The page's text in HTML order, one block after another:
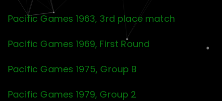
Pacific Games 1963, 3rd place match
Pacific Games 1969, First Round
Pacific Games 1975, Group B
Pacific Games 1979, Group 2